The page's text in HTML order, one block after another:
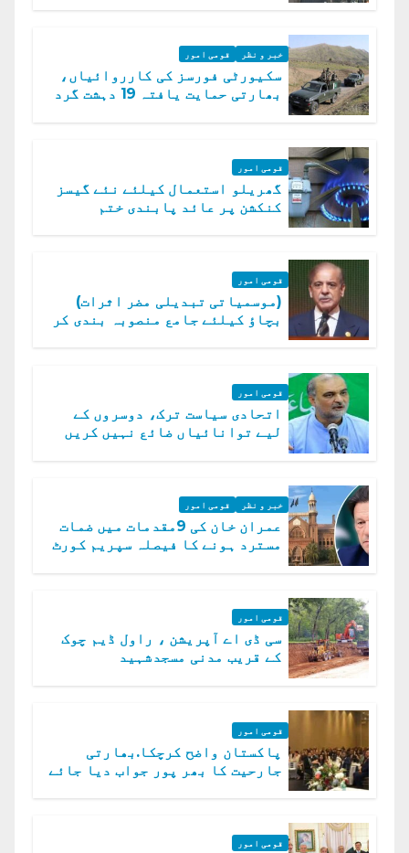
خبر و نظر قومی امور
سکیورٹی فورسز کی کارروائیاں،
بھارتی حمایت یافتہ 19 دہشت گرد
قومی امور
گھریلو استعمال کیلئے نئے گیسز
کنکشن پر عائد پابندی ختم
قومی امور
(موسمیاتی تبدیلی مضر اثرات)
بچاؤ کیلئے جامع منصوبہ بندی کر
قومی امور
اتحادی سیاست ترک، دوسروں کے
لیے توانائیاں ضائع نہیں کریں
خبر و نظر قومی امور
عمران خان کی 9مقدمات میں ضمات
مسترد ہونے کا فیصلہ سپریم کورٹ
قومی امور
سی ڈی اے آپریشن ، راول ڈیم چوک
کے قریب مدنی مسجدشہید
قومی امور
پاکستان واضح کرچکا.بھارتی
جارحیت کا بھر پور جواب دیا جائے
قومی امور